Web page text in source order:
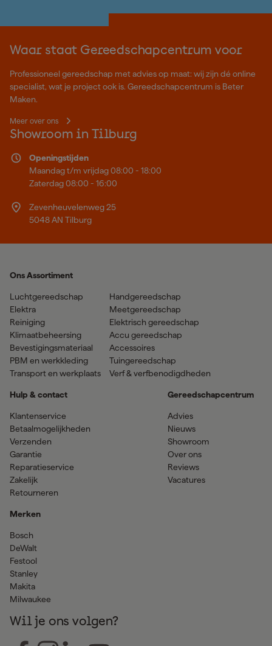
Waar staat Gereedschapcentrum voor
Professioneel gereedschap met advies op maat: wij zijn dé online
specialist, wat je project ook is. Gereedschapcentrum is Beter
Maken.
Meer over ons
Showroom in Tilburg
Openingstijden
Maandag t/m vrijdag 08:00 - 18:00
Zaterdag 08:00 - 16:00
Zevenheuvelenweg 25
5048 AN Tilburg
Ons Assortiment
Luchtgereedschap
Elektra
Reiniging
Klimaatbeheersing
Bevestigingsmateriaal
PBM en werkkleding
Transport en werkplaats
Handgereedschap
Meetgereedschap
Elektrisch gereedschap
Accu gereedschap
Accessoires
Tuingereedschap
Verf & verfbenodigdheden
Hulp & contact
Klantenservice
Betaalmogelijkheden
Verzenden
Garantie
Reparatieservice
Zakelijk
Retourneren
Merken
Bosch
DeWalt
Festool
Stanley
Makita
Milwaukee
Gereedschapcentrum
Advies
Nieuws
Showroom
Over ons
Reviews
Vacatures
Wil je ons volgen?